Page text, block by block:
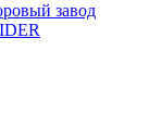
завод